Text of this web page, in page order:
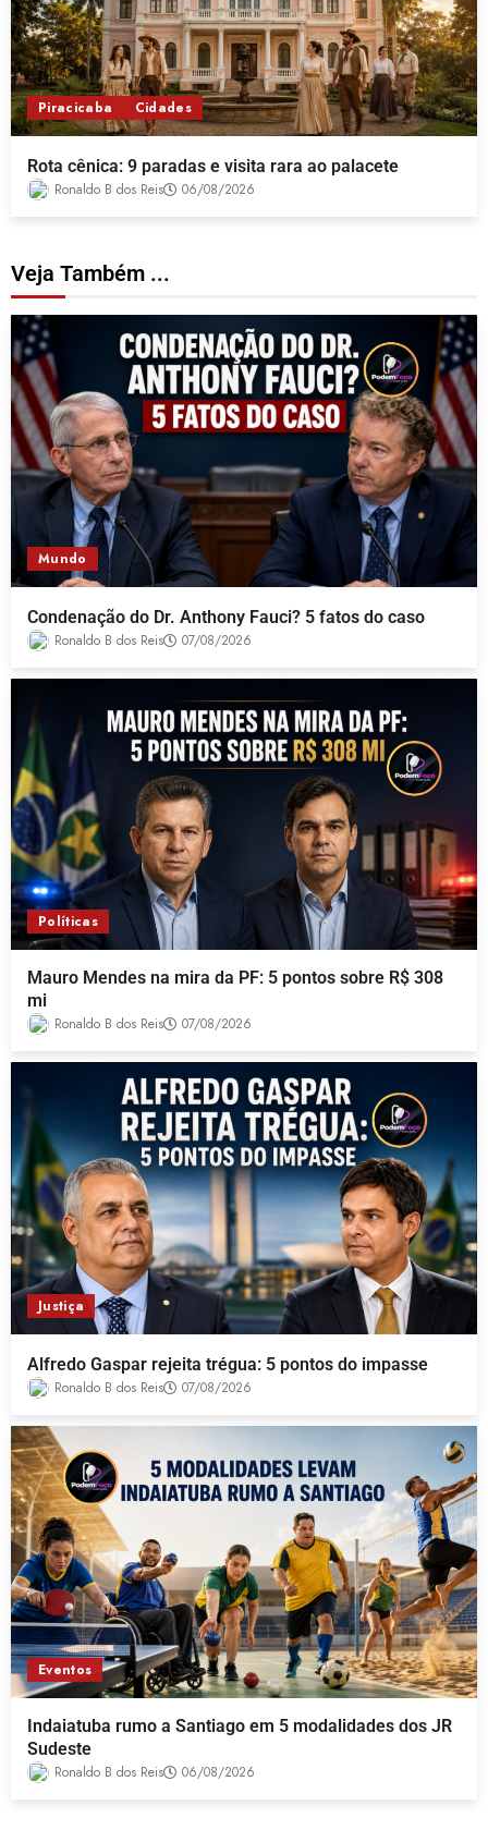
Piracicaba Cidades
Rota cênica: 9 paradas e visita rara ao palacete
Ronaldo B dos Reis 06/08/2026
Veja Também ...
Mundo
Condenação do Dr. Anthony Fauci? 5 fatos do caso
Ronaldo B dos Reis 07/08/2026
Políticas
Mauro Mendes na mira da PF: 5 pontos sobre R$ 308
mi
Ronaldo B dos Reis 07/08/2026
Justiça
Alfredo Gaspar rejeita trégua: 5 pontos do impasse
Ronaldo B dos Reis 07/08/2026
Eventos
Indaiatuba rumo a Santiago em 5 modalidades dos JR
Sudeste
Ronaldo B dos Reis 06/08/2026